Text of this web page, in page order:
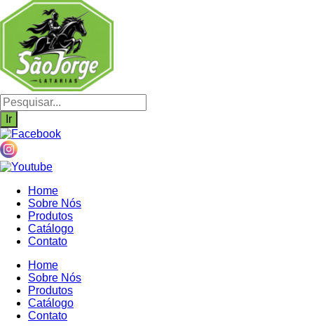
para
conteúdo
Pesquisar
produtos
Ir
Home
Sobre Nós
Produtos
Catálogo
Contato
Home
Sobre Nós
Produtos
Catálogo
Contato